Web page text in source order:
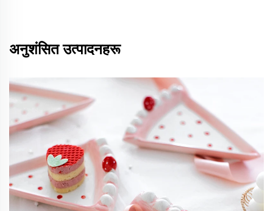
अनुशंसित उत्पादनहरू